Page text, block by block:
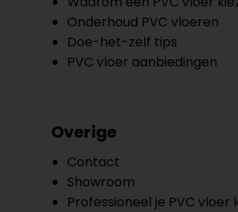
Onderhoud PVC vloeren
Doe-het-zelf tips
PVC vloer aanbiedingen
Overige
Contact
Showroom
Professioneel je PVC vloer